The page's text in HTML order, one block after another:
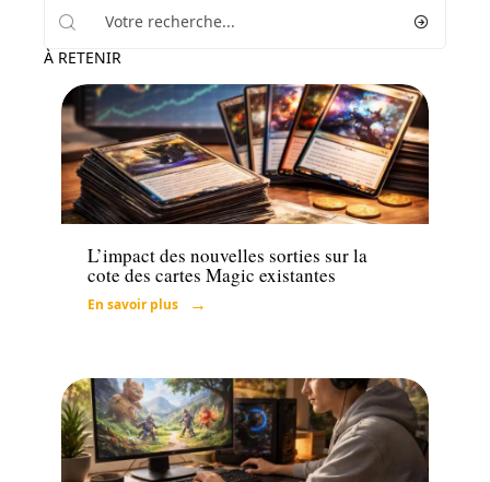
À RETENIR
Loisirs
L’impact des nouvelles sorties sur la
cote des cartes Magic existantes
En savoir plus